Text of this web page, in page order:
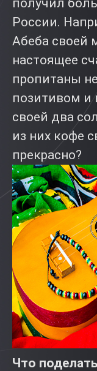
получил
России.
Абеба своей
настоящее
пропитаны
позитивом и
своей два
из них кофе
прекрасно?
Что